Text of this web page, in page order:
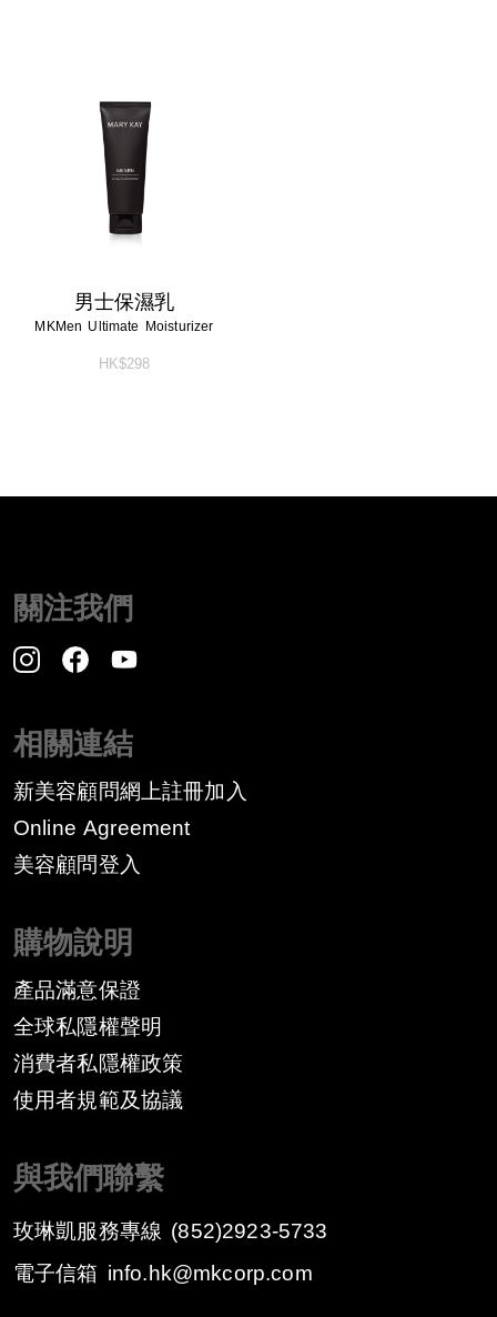
男士保濕乳
MKMen Ultimate Moisturizer
HK$298
關注我們
相關連結
新美容顧問網上註冊加入
Online Agreement
美容顧問登入
購物說明
產品滿意保證
全球私隱權聲明
消費者私隱權政策
​使用者規範及協議
與我們聯繫
玫琳凱服務專線 (852)2923-5733
電子信箱 info.hk@mkcorp.com